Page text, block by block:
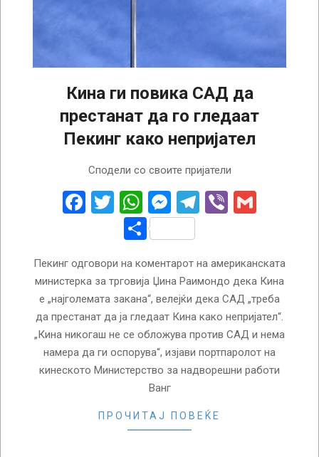
Кина ги повика САД да
престанат да го гледаат
Пекинг како непријател
Сподели со своите пријатели
Facebook
Twitter
WhatsApp
Messenger
Telegram
Viber
Share
Пекинг одговори на коментарот на американската
министерка за трговија Џина Раимондо дека Кина
е „најголемата закана“, велејќи дека САД „треба
да престанат да ја гледаат Кина како непријател“.
„Кина никогаш не се обложува против САД и нема
намера да ги оспорува“, изјави портпаролот на
кинеското Министерство за надворешни работи
Ванг
ПРОЧИТАЈ ПОВЕЌЕ